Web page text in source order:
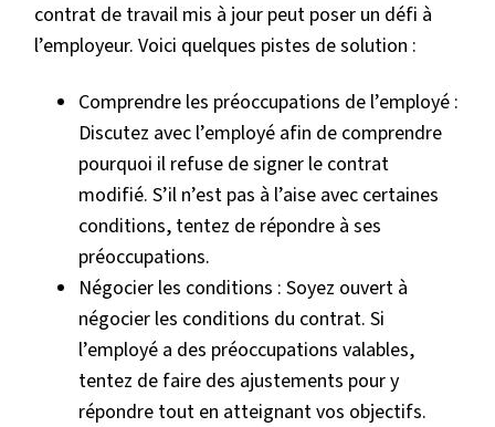
contrat de travail mis à jour peut poser un défi à
l’employeur. Voici quelques pistes de solution :
Comprendre les préoccupations de l’employé :
Discutez avec l’employé afin de comprendre
pourquoi il refuse de signer le contrat
modifié. S’il n’est pas à l’aise avec certaines
conditions, tentez de répondre à ses
préoccupations.
Négocier les conditions : Soyez ouvert à
négocier les conditions du contrat. Si
l’employé a des préoccupations valables,
tentez de faire des ajustements pour y
répondre tout en atteignant vos objectifs.